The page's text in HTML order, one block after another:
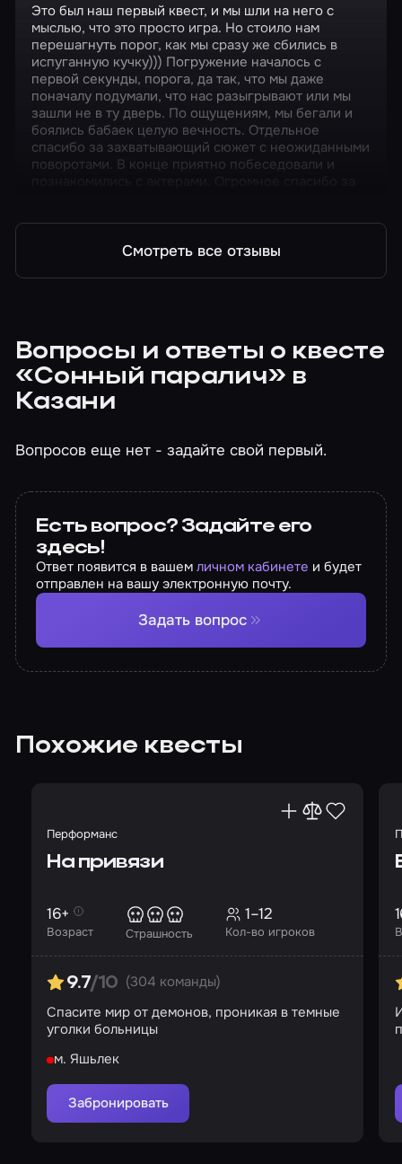
Это был наш первый квест, и мы шли на него с
мыслью, что это просто игра. Но стоило нам
перешагнуть порог, как мы сразу же сбились в
испуганную кучку))) Погружение началось с
первой секунды, порога, да так, что мы даже
поначалу подумали, что нас разыгрывают или мы
зашли не в ту дверь. По ощущениям, мы бегали и
боялись бабаек целую вечность. Отдельное
спасибо за захватывающий сюжет с неожиданными
поворотами. В конце приятно побеседовали и
Смотреть все отзывы
Вопросы и ответы о квесте
«Сонный паралич» в
Казани
Вопросов еще нет - задайте свой первый.
Есть вопрос? Задайте его
здесь!
Ответ появится в вашемличном кабинете и будет
отправлен на вашу электронную почту.
Задать вопрос
Похожие квесты
Перформанс
На привязи
Возраст
16+
Страшность Кол-во игроков
1–12
9.7/10 (304 команды)
Спасите мир от демонов, проникая в темные
уголки больницы
м. Яшьлек
Забронировать